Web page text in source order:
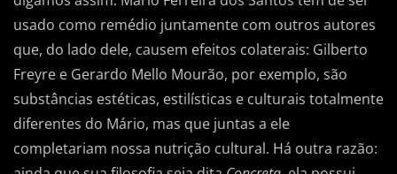
usado como remédio juntamente com outros autores
que, do lado dele, causem efeitos colaterais: Gilberto
Freyre e Gerardo Mello Mourão, por exemplo, são
substâncias estéticas, estilísticas e culturais totalmente
diferentes do Mário, mas que juntas a ele
completariam nossa nutrição cultural. Há outra razão: